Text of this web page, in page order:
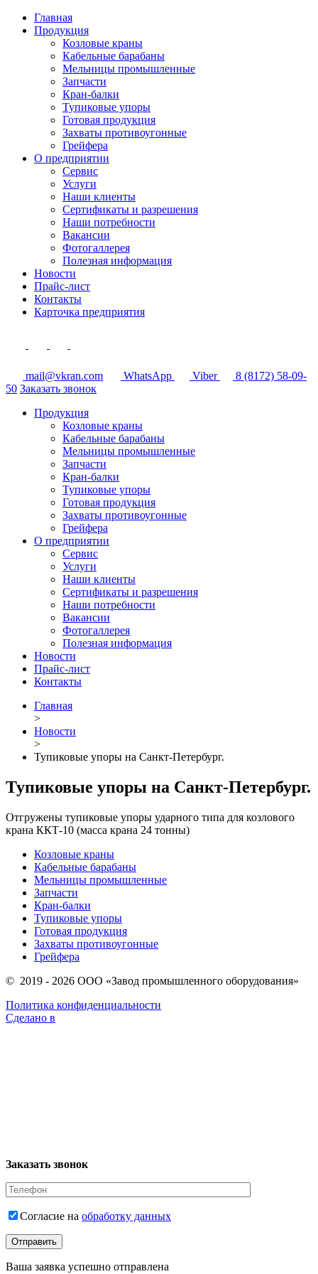
Главная
Продукция
Козловые краны
Кабельные барабаны
Мельницы промышленные
Запчасти
Кран-балки
Тупиковые упоры
Готовая продукция
Захваты противоугонные
Грейфера
О предприятии
Сервис
Услуги
Наши клиенты
Сертификаты и разрешения
Наши потребности
Вакансии
Фотогаллерея
Полезная информация
Новости
Прайс-лист
Контакты
Карточка предприятия
mail@vkran.com WhatsApp Viber
8 (8172) 58-09-
50 Заказать звонок
Продукция
Козловые краны
Кабельные барабаны
Мельницы промышленные
Запчасти
Кран-балки
Тупиковые упоры
Готовая продукция
Захваты противоугонные
Грейфера
О предприятии
Сервис
Услуги
Наши клиенты
Сертификаты и разрешения
Наши потребности
Вакансии
Фотогаллерея
Полезная информация
Новости
Прайс-лист
Контакты
Главная
>
Новости
>
Тупиковые упоры на Санкт-Петербург.
Тупиковые упоры на Санкт-Петербург.
Отгружены тупиковые упоры ударного типа для козлового
крана ККТ-10 (масса крана 24 тонны)
Козловые краны
Кабельные барабаны
Мельницы промышленные
Запчасти
Кран-балки
Тупиковые упоры
Готовая продукция
Захваты противоугонные
Грейфера
© 2019 - 2026 ООО «Завод промышленного оборудования»
Политика конфиденциальности
Сделано в
Заказать звонок
Согласие на обработку данных
Ваша заявка успешно отправлена